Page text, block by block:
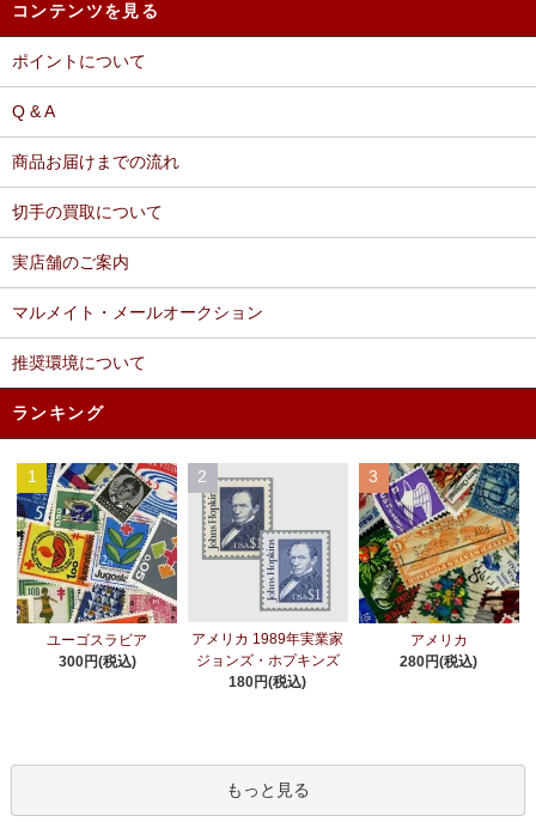
コンテンツを見る
ポイントについて
Q & A
商品お届けまでの流れ
切手の買取について
実店舗のご案内
マルメイト・メールオークション
推奨環境について
ランキング
1
ユーゴスラビア
300円(税込)
2
アメリカ 1989年実業家
ジョンズ・ホプキンズ
180円(税込)
3
アメリカ
280円(税込)
もっと見る